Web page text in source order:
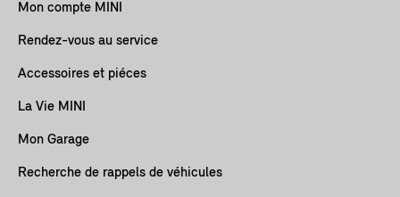
Mon compte MINI
Rendez-vous au service
Accessoires et piéces
La Vie MINI
Mon Garage
Recherche de rappels de véhicules